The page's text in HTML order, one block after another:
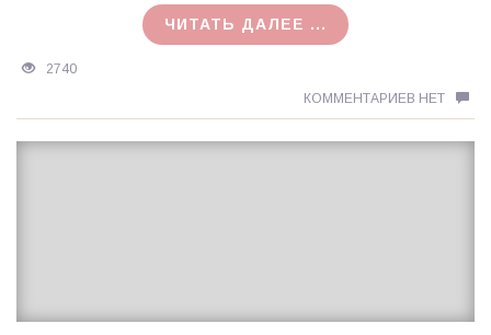
ЧИТАТЬ ДАЛЕЕ ...
2740
КОММЕНТАРИЕВ НЕТ